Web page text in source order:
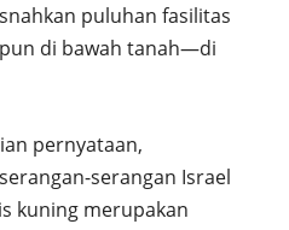
puluhan fasilitas
di bawah tanah—di
pernyataan,
serangan Israel
kuning merupakan